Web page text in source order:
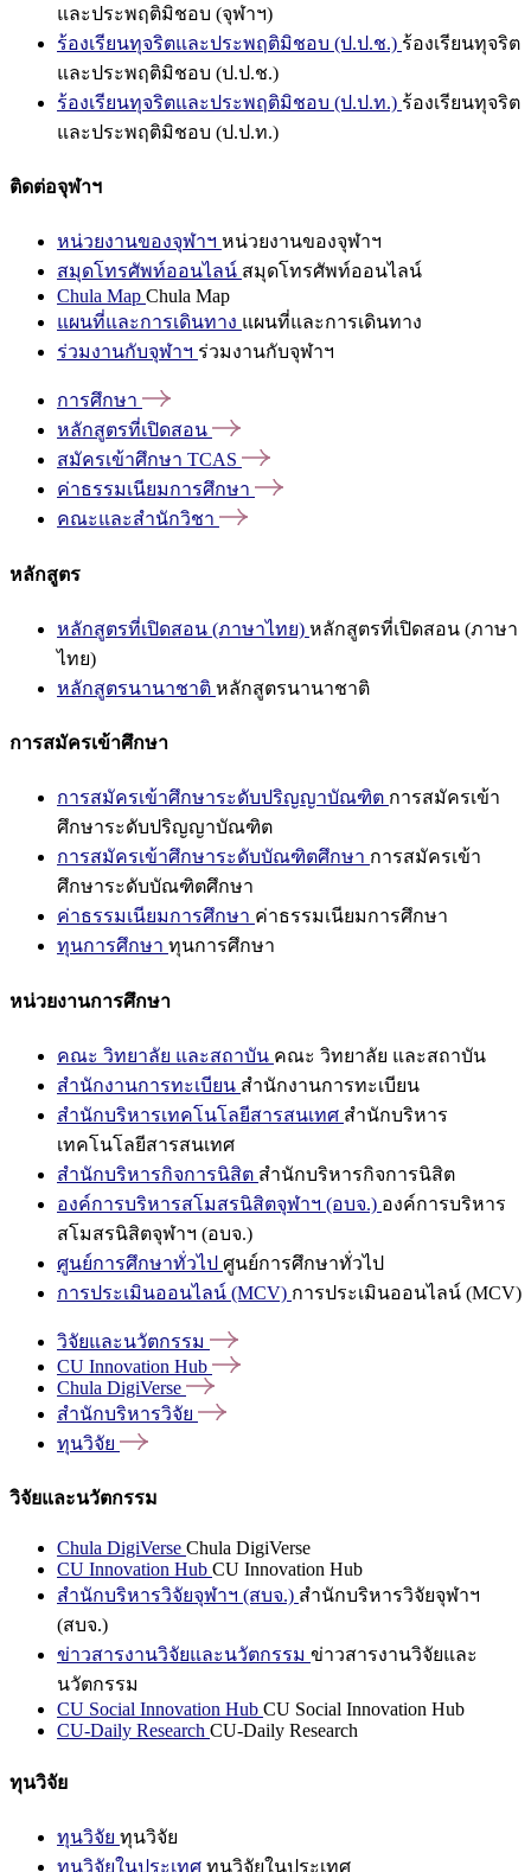
และประพฤติมิชอบ (จุฬาฯ)
ร้องเรียนทุจริตและประพฤติมิชอบ (ป.ป.ช.) ร้องเรียนทุจริต
และประพฤติมิชอบ (ป.ป.ช.)
ร้องเรียนทุจริตและประพฤติมิชอบ (ป.ป.ท.) ร้องเรียนทุจริต
และประพฤติมิชอบ (ป.ป.ท.)
ติดต่อจุฬาฯ
หน่วยงานของจุฬาฯ หน่วยงานของจุฬาฯ
สมุดโทรศัพท์ออนไลน์ สมุดโทรศัพท์ออนไลน์
Chula Map Chula Map
แผนที่และการเดินทาง แผนที่และการเดินทาง
ร่วมงานกับจุฬาฯ ร่วมงานกับจุฬาฯ
การศึกษา
หลักสูตรที่เปิดสอน
สมัครเข้าศึกษา TCAS
ค่าธรรมเนียมการศึกษา
คณะและสำนักวิชา
หลักสูตร
หลักสูตรที่เปิดสอน (ภาษาไทย) หลักสูตรที่เปิดสอน (ภาษา
ไทย)
หลักสูตรนานาชาติ หลักสูตรนานาชาติ
การสมัครเข้าศึกษา
การสมัครเข้าศึกษาระดับปริญญาบัณฑิต การสมัครเข้า
ศึกษาระดับปริญญาบัณฑิต
การสมัครเข้าศึกษาระดับบัณฑิตศึกษา การสมัครเข้า
ศึกษาระดับบัณฑิตศึกษา
ค่าธรรมเนียมการศึกษา ค่าธรรมเนียมการศึกษา
ทุนการศึกษา ทุนการศึกษา
หน่วยงานการศึกษา
คณะ วิทยาลัย และสถาบัน คณะ วิทยาลัย และสถาบัน
สำนักงานการทะเบียน สำนักงานการทะเบียน
สำนักบริหารเทคโนโลยีสารสนเทศ สำนักบริหาร
เทคโนโลยีสารสนเทศ
สำนักบริหารกิจการนิสิต สำนักบริหารกิจการนิสิต
องค์การบริหารสโมสรนิสิตจุฬาฯ (อบจ.) องค์การบริหาร
สโมสรนิสิตจุฬาฯ (อบจ.)
ศูนย์การศึกษาทั่วไป ศูนย์การศึกษาทั่วไป
การประเมินออนไลน์ (MCV) การประเมินออนไลน์ (MCV)
วิจัยและนวัตกรรม
CU Innovation Hub
Chula DigiVerse
สำนักบริหารวิจัย
ทุนวิจัย
วิจัยและนวัตกรรม
Chula DigiVerse Chula DigiVerse
CU Innovation Hub CU Innovation Hub
สำนักบริหารวิจัยจุฬาฯ (สบจ.) สำนักบริหารวิจัยจุฬาฯ
(สบจ.)
ข่าวสารงานวิจัยและนวัตกรรม ข่าวสารงานวิจัยและ
นวัตกรรม
CU Social Innovation Hub CU Social Innovation Hub
CU-Daily Research CU-Daily Research
ทุนวิจัย
ทุนวิจัย ทุนวิจัย
ทุนวิจัยในประเทศ ทุนวิจัยในประเทศ